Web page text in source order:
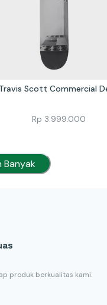
Travis Scott Commercial
Rp 3.999.000
Banyak
produk berkualitas kami.